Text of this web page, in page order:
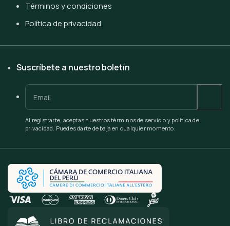
Términos y condiciones
Política de privacidad
Suscríbete a nuestro boletín
Al registrarte, aceptas nuestros términos de servicio y política de
privacidad. Puedes darte de baja en cualquier momento.